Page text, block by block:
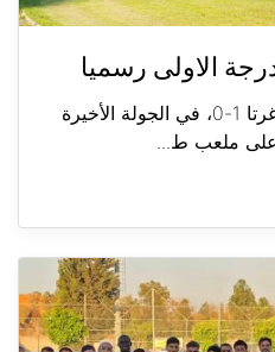
الاولى رسميا
فوز طرابلس على السلام زغرتا 1-0، في الجولة الأخيرة
على ملعب ط...